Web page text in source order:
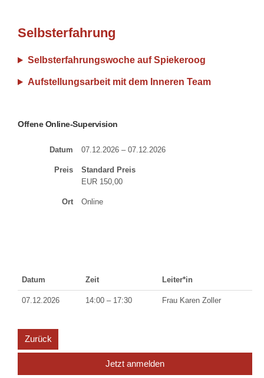
Selbsterfahrung
Selbsterfahrungswoche auf Spiekeroog
Aufstellungsarbeit mit dem Inneren Team
Offene Online-Supervision
Datum 07.12.2026 – 07.12.2026
Preis
Standard Preis
EUR 150,00
Ort Online
Datum Zeit Leiter*in
07.12.2026 14:00 – 17:30 Frau Karen Zoller
Zurück
Jetzt anmelden